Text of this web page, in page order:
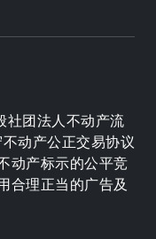
社团法人不动产流
动产公正交易协议
动产标示的公平竞
合理正当的广告及